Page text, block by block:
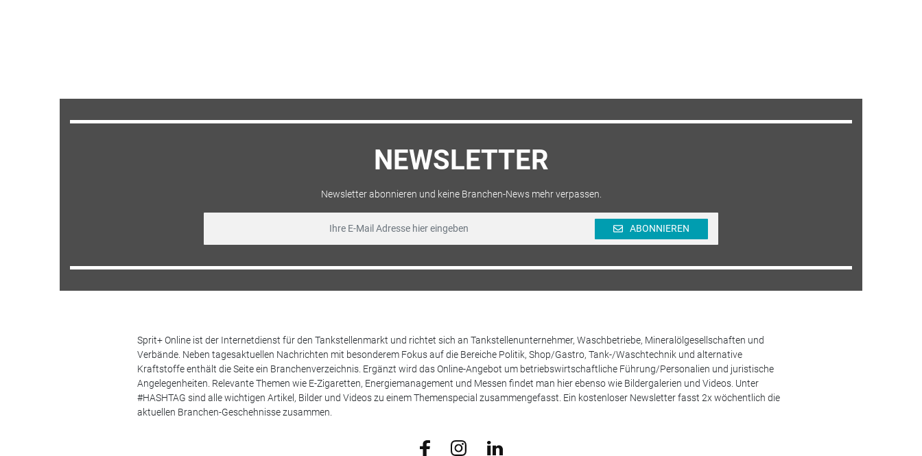
NEWSLETTER
Newsletter abonnieren und keine Branchen-News mehr verpassen.
ABONNIEREN
Sprit+ Online ist der Internetdienst für den Tankstellenmarkt und richtet sich an Tankstellenunternehmer, Waschbetriebe, Mineralölgesellschaften und
Verbände. Neben tagesaktuellen Nachrichten mit besonderem Fokus auf die Bereiche Politik, Shop/Gastro, Tank-/Waschtechnik und alternative
Kraftstoffe enthält die Seite ein Branchenverzeichnis. Ergänzt wird das Online-Angebot um betriebswirtschaftliche Führung/Personalien und juristische
Angelegenheiten. Relevante Themen wie E-Zigaretten, Energiemanagement und Messen findet man hier ebenso wie Bildergalerien und Videos. Unter
#HASHTAG sind alle wichtigen Artikel, Bilder und Videos zu einem Themenspecial zusammengefasst. Ein kostenloser Newsletter fasst 2x wöchentlich die
aktuellen Branchen-Geschehnisse zusammen.